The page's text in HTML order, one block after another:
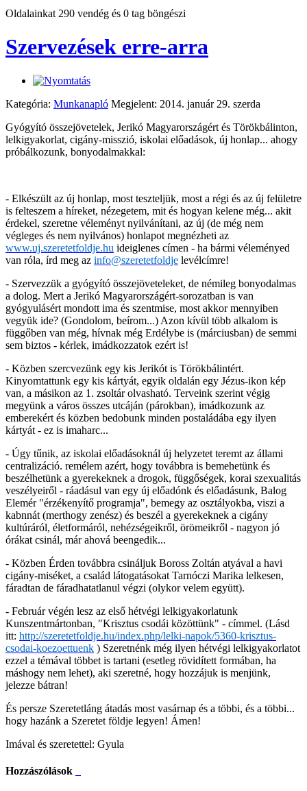
Oldalainkat 290 vendég és 0 tag böngészi
Szervezések erre-arra
Kategória: Munkanapló Megjelent: 2014. január 29. szerda
Gyógyító összejövetelek, Jerikó Magyarországért és Törökbálinton,
lelkigyakorlat, cigány-misszió, iskolai előadások, új honlap... ahogy
próbálkozunk, bonyodalmakkal:
- Elkészült az új honlap, most teszteljük, most a régi és az új felületre
is felteszem a híreket, nézegetem, mit és hogyan kelene még... akit
érdekel, szeretne véleményt nyilvánítani, az új (de még nem
végleges és nem nyilvános) honlapot megnézheti az
www.uj.szeretetfoldje.hu ideiglenes címen - ha bármi véleményed
van róla, írd meg az info@szeretetfoldje levélcímre!
- Szervezzük a gyógyító összejöveteleket, de némileg bonyodalmas
a dolog. Mert a Jerikó Magyarországért-sorozatban is van
gyógyulásért mondott ima és szentmise, most akkor mennyiben
vegyük ide? (Gondolom, beírom...) Azon kívül több alkalom is
függőben van még, hívnak még Erdélybe is (márciusban) de semmi
sem biztos - kérlek, imádkozzatok ezért is!
- Közben szercvezünk egy kis Jerikót is Törökbálintért.
Kinyomtattunk egy kis kártyát, egyik oldalán egy Jézus-ikon kép
van, a másikon az 1. zsoltár olvasható. Terveink szerint végig
megyünk a város összes utcáján (párokban), imádkozunk az
emberekért és közben bedobunk minden postaládába egy ilyen
kártyát - ez is imaharc...
- Úgy tűnik, az iskolai előadásoknál új helyzetet teremt az állami
centralizáció. remélem azért, hogy továbbra is bemehetünk és
beszélhetünk a gyerekeknek a drogok, függőségek, korai szexualitás
veszélyeiről - ráadásul van egy új előadónk és előadásunk, Balog
Elemér "érzékenyítő programja", bemegy az osztályokba, viszi a
kabnnát (merthogy zenész) és beszél a gyerekeknek a cigány
kultúráról, életformáról, nehézségeikről, örömeikről - nagyon jó
órákat csinál, már ahová beengedik...
- Közben Érden továbbra csináljuk Boross Zoltán atyával a havi
cigány-miséket, a család látogatásokat Tarnóczi Marika lelkesen,
fáradtan de fáradhatatlanul végzi (olykor velem együtt).
- Február végén lesz az első hétvégi lelkigyakorlatunk
Kunszentmártonban, "Krisztus csodái közöttünk" - címmel. (Lásd
itt: http://szeretetfoldje.hu/index.php/lelki-napok/5360-krisztus-
csodai-koezoettuenk ) Szeretnénk még ilyen hétvégi lelkigyakorlatot
ezzel a témával többet is tartani (esetleg rövidített formában, ha
máshogy nem lehet), aki szeretné, hogy hozzájuk is menjünk,
jelezze bátran!
És persze Szeretetláng átadás most vasárnap és a többi, és a többi...
hogy hazánk a Szeretet földje legyen! Ámen!
Imával és szeretettel: Gyula
Hozzászólások